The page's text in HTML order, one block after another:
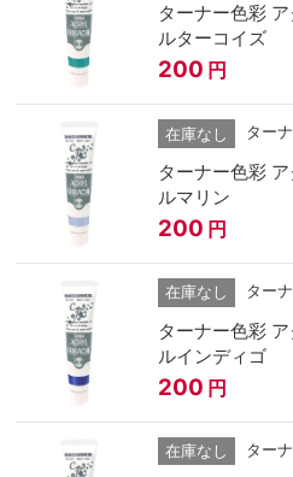
ターナー色彩
ルターコイズ
200 円
在庫なし ター
ターナー色彩
ルマリン
200 円
在庫なし ター
ターナー色彩
ルインディゴ
200 円
在庫なし ター